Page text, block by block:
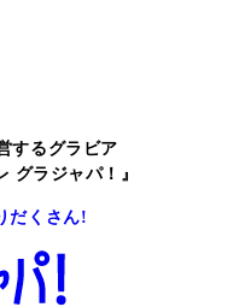
するグラビア
グラジャパ！』
だくさん!